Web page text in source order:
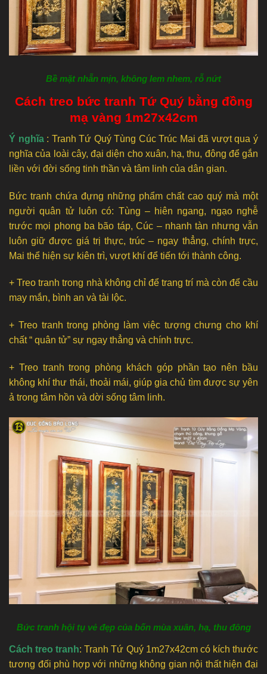
Bề mặt nhẵn mịn, không lem nhem, rỗ nứt
Cách treo bức tranh Tứ Quý bằng đồng
mạ vàng 1m27x42cm
Ý nghĩa : Tranh Tứ Quý Tùng Cúc Trúc Mai đã vượt qua ý
nghĩa của loài cây, đại diện cho xuân, hạ, thu, đông để gắn
liền với đời sống tinh thần và tâm linh của dân gian.
Bức tranh chứa đựng những phẩm chất cao quý mà một
người quân tử luôn có: Tùng – hiên ngang, ngạo nghễ
trước mọi phong ba bão táp, Cúc – nhanh tàn nhưng vẫn
luôn giữ được giá trị thực, trúc – ngay thẳng, chính trực,
Mai thể hiện sự kiên trì, vượt khí để tiến tới thành công.
+ Treo tranh trong nhà không chỉ để trang trí mà còn để cầu
may mắn, bình an và tài lộc.
+ Treo tranh trong phòng làm việc tượng chưng cho khí
chất “ quân tử” sự ngay thẳng và chính trực.
+ Treo tranh trong phòng khách góp phần tạo nên bầu
không khí thư thái, thoải mái, giúp gia chủ tìm được sự yên
ả trong tâm hồn và dời sống tâm linh.
Bức tranh hội tụ vẻ đẹp của bốn mùa xuân, hạ, thu đông
Cách treo tranh: Tranh Tứ Quý 1m27x42cm có kích thước
tương đối phù hợp với những không gian nội thất hiện đại